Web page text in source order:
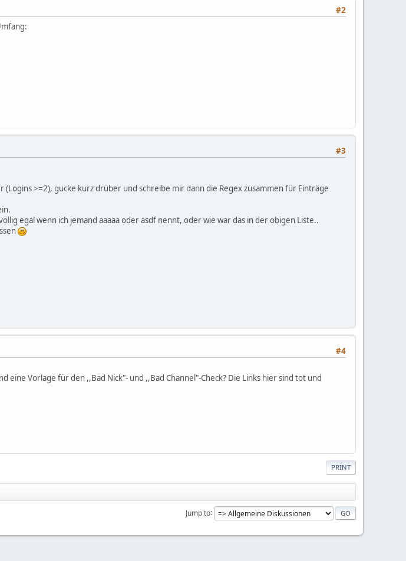
#2
#3
>=2), gucke kurz drüber und schreibe mir dann die Regex zusammen für Einträge
egal wenn ich jemand aaaaa oder asdf nennt, oder wie war das in der obigen Liste..
#4
eine Vorlage für den ,,Bad Nick"- und ,,Bad Channel"-Check? Die Links hier sind tot und
PRINT
Jump to